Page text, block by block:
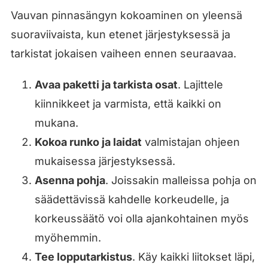
Vauvan pinnasängyn kokoaminen on yleensä
suoraviivaista, kun etenet järjestyksessä ja
tarkistat jokaisen vaiheen ennen seuraavaa.
Avaa paketti ja tarkista osat. Lajittele
kiinnikkeet ja varmista, että kaikki on
mukana.
Kokoa runko ja laidat valmistajan ohjeen
mukaisessa järjestyksessä.
Asenna pohja. Joissakin malleissa pohja on
säädettävissä kahdelle korkeudelle, ja
korkeussäätö voi olla ajankohtainen myös
myöhemmin.
Tee lopputarkistus. Käy kaikki liitokset läpi,